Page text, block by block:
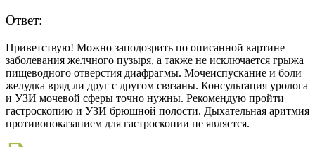
Ответ:
Приветствую! Можно заподозрить по описанной картине
заболевания желчного пузыря, а также не исключается грыжа
пищеводного отверстия диафрагмы. Мочеиспускание и боли
желудка вряд ли друг с другом связаны. Консультация уролога
и УЗИ мочевой сферы точно нужны. Рекомендую пройти
гастроскопию и УЗИ брюшной полости. Дыхательная аритмия
противопоказанием для гастроскопии не является.